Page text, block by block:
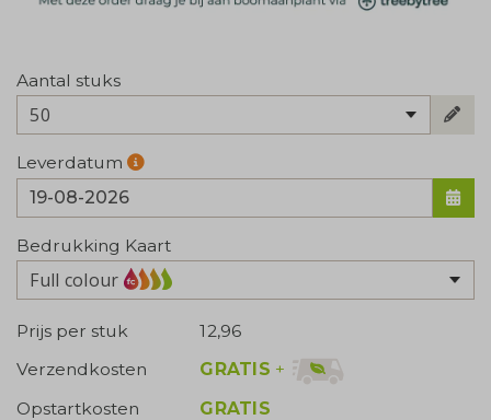
Aantal stuks
50
Leverdatum
Bedrukking Kaart
Full colour
Prijs per stuk
12,96
Verzendkosten
GRATIS +
Opstartkosten
GRATIS